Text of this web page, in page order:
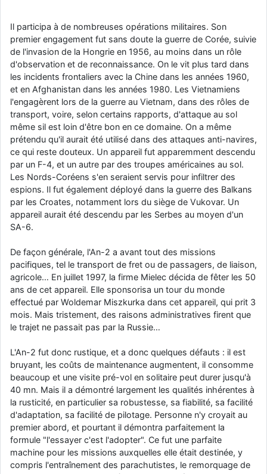
Il participa à de nombreuses opérations militaires. Son
premier engagement fut sans doute la guerre de Corée, suivie
de l'invasion de la Hongrie en 1956, au moins dans un rôle
d'observation et de reconnaissance. On le vit plus tard dans
les incidents frontaliers avec la Chine dans les années 1960,
et en Afghanistan dans les années 1980. Les Vietnamiens
l'engagèrent lors de la guerre au Vietnam, dans des rôles de
transport, voire, selon certains rapports, d'attaque au sol
même sil est loin d'être bon en ce domaine. On a même
prétendu qu'il aurait été utilisé dans des attaques anti-navires,
ce qui reste douteux. Un appareil fut apparemment descendu
par un F-4, et un autre par des troupes américaines au sol.
Les Nords-Coréens s'en seraient servis pour infiltrer des
espions. Il fut également déployé dans la guerre des Balkans
par les Croates, notamment lors du siège de Vukovar. Un
appareil aurait été descendu par les Serbes au moyen d'un
SA-6.
De façon générale, l'An-2 a avant tout des missions
pacifiques, tel le transport de fret ou de passagers, de liaison,
agricole… En juillet 1997, la firme Mielec décida de fêter les 50
ans de cet appareil. Elle sponsorisa un tour du monde
effectué par Woldemar Miszkurka dans cet appareil, qui prit 3
mois. Mais tristement, des raisons administratives firent que
le trajet ne passait pas par la Russie…
L'An-2 fut donc rustique, et a donc quelques défauts : il est
bruyant, les coûts de maintenance augmentent, il consomme
beaucoup et une visite pré-vol en solitaire peut durer jusqu'à
40 mn. Mais il a démontré largement les qualités inhérentes à
la rusticité, en particulier sa robustesse, sa fiabilité, sa facilité
d'adaptation, sa facilité de pilotage. Personne n'y croyait au
premier abord, et pourtant il démontra parfaitement la
formule "l'essayer c'est l'adopter". Ce fut une parfaite
machine pour les missions auxquelles elle était destinée, y
compris l'entraînement des parachutistes, le remorquage de